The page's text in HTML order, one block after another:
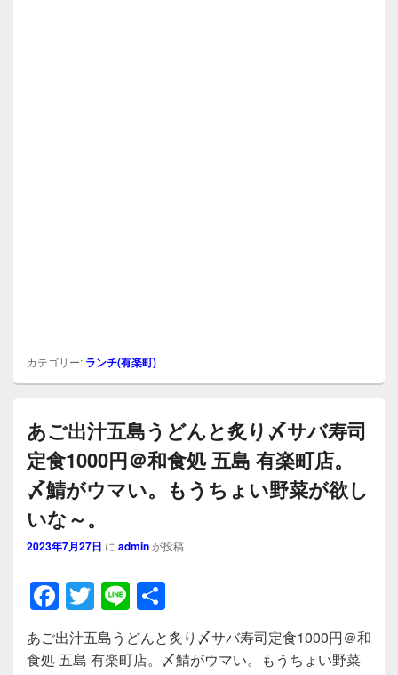
カテゴリー: ランチ(有楽町)
あご出汁五島うどんと炙り〆サバ寿司
定食1000円＠和食処 五島 有楽町店。
〆鯖がウマい。もうちょい野菜が欲し
いな～。
2023年7月27日 に adminが投稿
F
a
c
T
wi
tt
Li
n
e
有
あご出汁五島うどんと炙り〆サバ寿司定食1000円＠和
食処 五島 有楽町店。〆鯖がウマい。もうちょい野菜